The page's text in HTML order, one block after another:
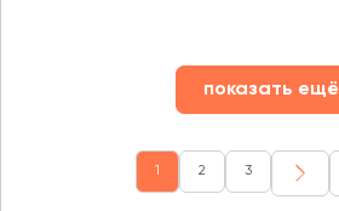
показать ещё
1 2 3